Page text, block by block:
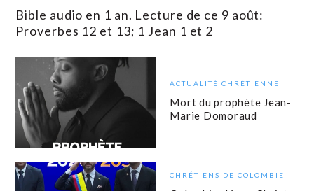
Bible audio en 1 an. Lecture de ce 9 août:
Proverbes 12 et 13; 1 Jean 1 et 2
ACTUALITÉ CHRÉTIENNE
Mort du prophète Jean-
Marie Domoraud
CHRÉTIENS DE COLOMBIE